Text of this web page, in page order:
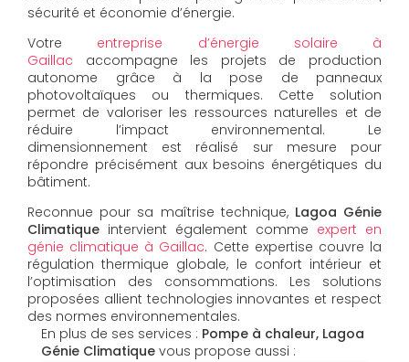
sécurité et économie d’énergie.
Votre entreprise d’énergie solaire à
Gaillac accompagne les projets de production
autonome grâce à la pose de panneaux
photovoltaïques ou thermiques. Cette solution
permet de valoriser les ressources naturelles et de
réduire l’impact environnemental. Le
dimensionnement est réalisé sur mesure pour
répondre précisément aux besoins énergétiques du
bâtiment.
Reconnue pour sa maîtrise technique, Lagoa Génie
Climatique intervient également comme expert en
génie climatique à Gaillac. Cette expertise couvre la
régulation thermique globale, le confort intérieur et
l’optimisation des consommations. Les solutions
proposées allient technologies innovantes et respect
des normes environnementales.
En plus de ses services : Pompe à chaleur, Lagoa
Génie Climatique vous propose aussi :